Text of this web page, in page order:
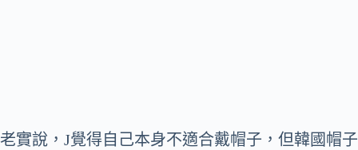
老實說，J覺得自己本身不適合戴帽子，但韓國帽子